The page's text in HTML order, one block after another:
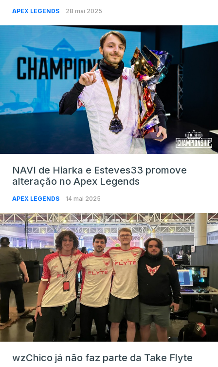
APEX LEGENDS 28 mai 2025
NAVI de Hiarka e Esteves33 promove
alteração no Apex Legends
APEX LEGENDS 14 mai 2025
wzChico já não faz parte da Take Flyte